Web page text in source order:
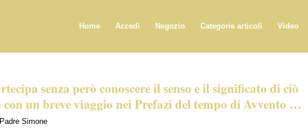
Home Accedi Negozio Categorie articoli Video
senza però conoscere il senso e il significato di ciò
con un breve viaggio nei Prefazi del tempo di Avvento …
Padre Simone